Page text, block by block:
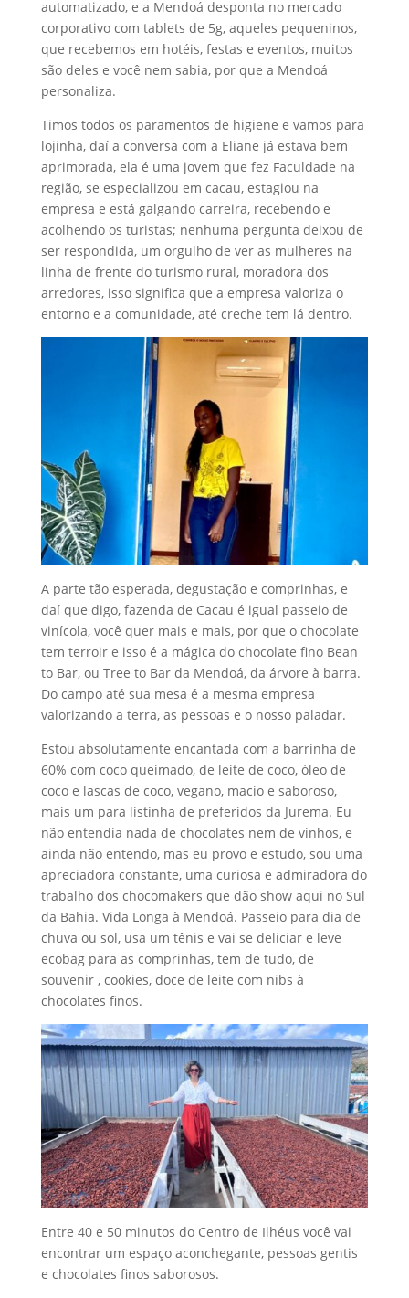
automatizado, e a Mendoá desponta no mercado
corporativo com tablets de 5g, aqueles pequeninos,
que recebemos em hotéis, festas e eventos, muitos
são deles e você nem sabia, por que a Mendoá
personaliza.
Timos todos os paramentos de higiene e vamos para
lojinha, daí a conversa com a Eliane já estava bem
aprimorada, ela é uma jovem que fez Faculdade na
região, se especializou em cacau, estagiou na
empresa e está galgando carreira, recebendo e
acolhendo os turistas; nenhuma pergunta deixou de
ser respondida, um orgulho de ver as mulheres na
linha de frente do turismo rural, moradora dos
arredores, isso significa que a empresa valoriza o
entorno e a comunidade, até creche tem lá dentro.
A parte tão esperada, degustação e comprinhas, e
daí que digo, fazenda de Cacau é igual passeio de
vinícola, você quer mais e mais, por que o chocolate
tem terroir e isso é a mágica do chocolate fino Bean
to Bar, ou Tree to Bar da Mendoá, da árvore à barra.
Do campo até sua mesa é a mesma empresa
valorizando a terra, as pessoas e o nosso paladar.
Estou absolutamente encantada com a barrinha de
60% com coco queimado, de leite de coco, óleo de
coco e lascas de coco, vegano, macio e saboroso,
mais um para listinha de preferidos da Jurema. Eu
não entendia nada de chocolates nem de vinhos, e
ainda não entendo, mas eu provo e estudo, sou uma
apreciadora constante, uma curiosa e admiradora do
trabalho dos chocomakers que dão show aqui no Sul
da Bahia. Vida Longa à Mendoá. Passeio para dia de
chuva ou sol, usa um tênis e vai se deliciar e leve
ecobag para as comprinhas, tem de tudo, de
souvenir , cookies, doce de leite com nibs à
chocolates finos.
Entre 40 e 50 minutos do Centro de Ilhéus você vai
encontrar um espaço aconchegante, pessoas gentis
e chocolates finos saborosos.